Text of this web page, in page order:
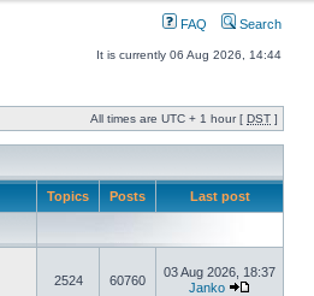
FAQ Search
It is currently 06 Aug 2026, 14:44
All times are UTC + 1 hour [ DST ]
Topics Posts Last post
2524 60760
03 Aug 2026, 18:37
Janko